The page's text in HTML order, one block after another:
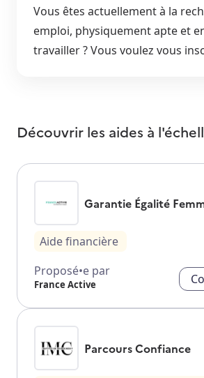
Vous êtes actuellement à la
emploi, physiquement apte et
travailler ? Vous voulez vous
Découvrir les aides à
Garantie Égalité
Aide financière
Proposé•e par
France Active
Parcours Confiance